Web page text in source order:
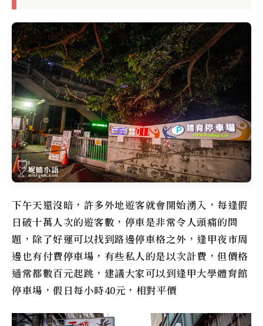
下午天還沒暗，許多外地遊客就會開始湧入，每逢假
日破十萬人次的遊客數，停車是非常令人頭痛的問
題，除了好運可以找到路邊停車格之外，逢甲夜市周
邊也有付費停車場，有些私人的是以次計費，但價格
通常都數百元起跳，建議大家可以到逢甲大學體育館
停車場，假日每小時40元，相對平價